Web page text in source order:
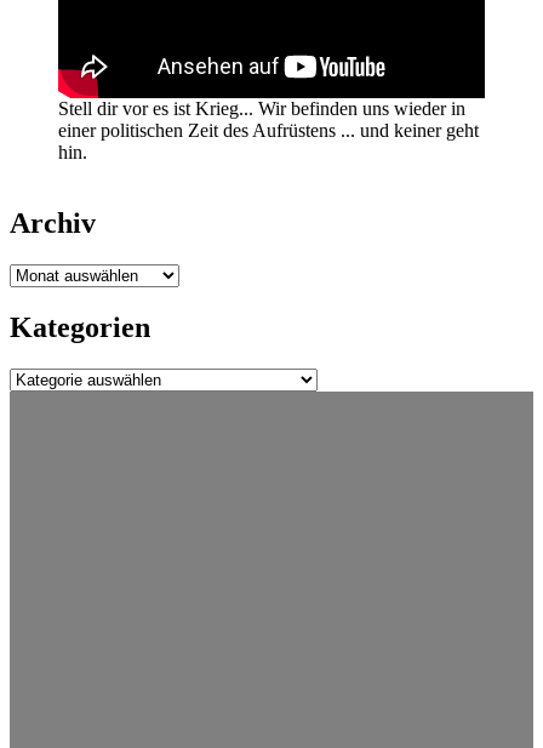
Stell dir vor es ist Krieg... Wir befinden uns wieder in
einer politischen Zeit des Aufrüstens ... und keiner geht
hin.
Archiv
Archiv
Kategorien
Kategorien